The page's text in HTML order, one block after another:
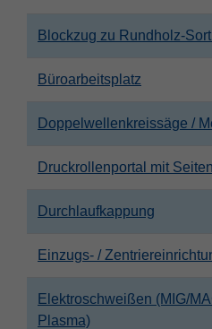
Blockzug zu Rundholz-
Büroarbeitsplatz
Doppelwellenkreissäge /
Druckrollenportal mit
Durchlaufkappung
Einzugs- /
Elektroschweißen (MIG/
Plasma)